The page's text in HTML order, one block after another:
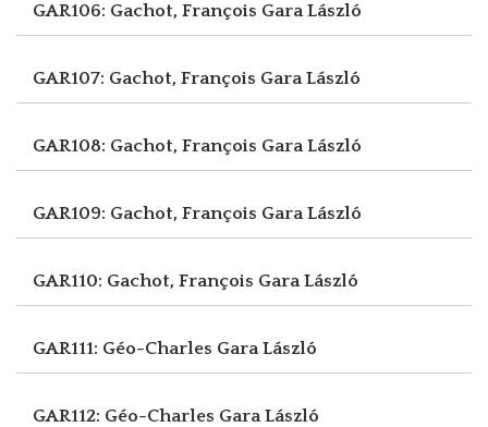
GAR106: Gachot, François Gara László
GAR107: Gachot, François Gara László
GAR108: Gachot, François Gara László
GAR109: Gachot, François Gara László
GAR110: Gachot, François Gara László
GAR111: Géo-Charles Gara László
GAR112: Géo-Charles Gara László